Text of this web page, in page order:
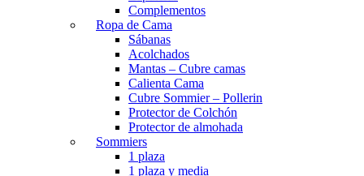
Complementos
Ropa de Cama
Sábanas
Acolchados
Mantas – Cubre camas
Calienta Cama
Cubre Sommier – Pollerin
Protector de Colchón
Protector de almohada
Sommiers
1 plaza
1 plaza y media